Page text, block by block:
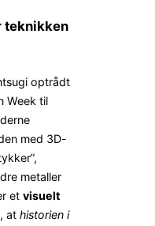
teknikken
optrådt
Week til
med 3D-
metaller
et visuelt
at historien i